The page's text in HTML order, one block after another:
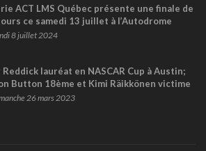
ACT LMS Québec présente une finale de
ce samedi 13 juillet à l’Autodrome
!
8 juillet 2024
Reddick lauréat en NASCAR Cup à Austin;
Button 18ème et Kimi Räikkönen victime
(+ vidéo)
26 mars 2023